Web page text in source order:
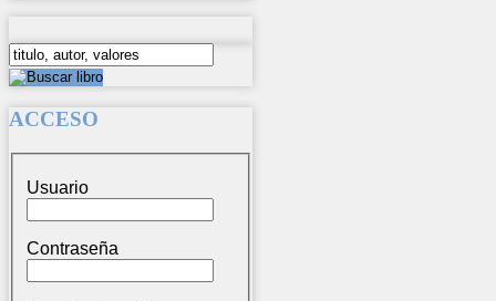
ACCESO
Usuario
Contraseña